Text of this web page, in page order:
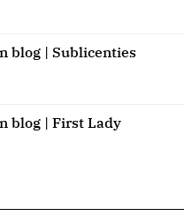
blog | Sublicenties
blog | First Lady